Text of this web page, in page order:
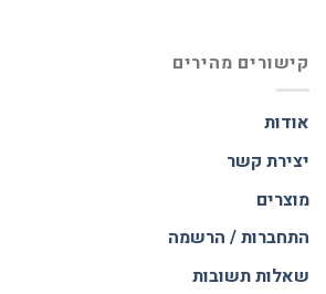
קישורים מהירים
אודות
יצירת קשר
מוצרים
התחברות / הרשמה
שאלות תשובות